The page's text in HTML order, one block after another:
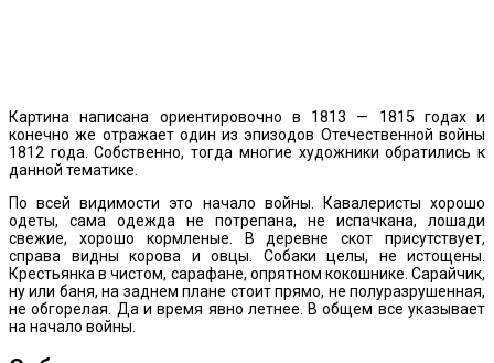
Картина написана ориентировочно в 1813 — 1815 годах и
конечно же отражает один из эпизодов Отечественной войны
1812 года. Собственно, тогда многие художники обратились к
данной тематике.
По всей видимости это начало войны. Кавалеристы хорошо
одеты, сама одежда не потрепана, не испачкана, лошади
свежие, хорошо кормленые. В деревне скот присутствует,
справа видны корова и овцы. Собаки целы, не истощены.
Крестьянка в чистом, сарафане, опрятном кокошнике. Сарайчик,
ну или баня, на заднем плане стоит прямо, не полуразрушенная,
не обгорелая. Да и время явно летнее. В общем все указывает
на начало войны.